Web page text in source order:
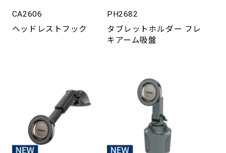
CA2606
ヘッドレストフック
PH2682
タブレットホルダー フレ
キアーム吸盤